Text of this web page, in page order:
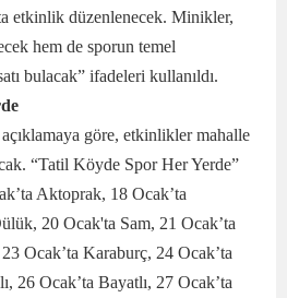
etkinlik düzenlenecek. Minikler,
hem de sporun temel
bulacak” ifadeleri kullanıldı.
açıklamaya göre, etkinlikler mahalle
“Tatil Köyde Spor Her Yerde”
Aktoprak, 18 Ocak’ta
20 Ocak'ta Sam, 21 Ocak’ta
Ocak’ta Karaburç, 24 Ocak’ta
26 Ocak’ta Bayatlı, 27 Ocak’ta